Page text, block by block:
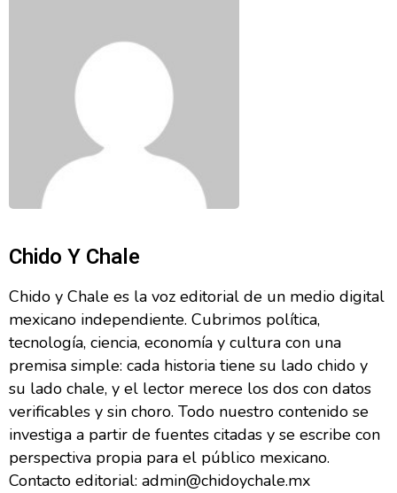
Chido Y Chale
Chido y Chale es la voz editorial de un medio digital
mexicano independiente. Cubrimos política,
tecnología, ciencia, economía y cultura con una
premisa simple: cada historia tiene su lado chido y
su lado chale, y el lector merece los dos con datos
verificables y sin choro. Todo nuestro contenido se
investiga a partir de fuentes citadas y se escribe con
perspectiva propia para el público mexicano.
Contacto editorial: admin@chidoychale.mx